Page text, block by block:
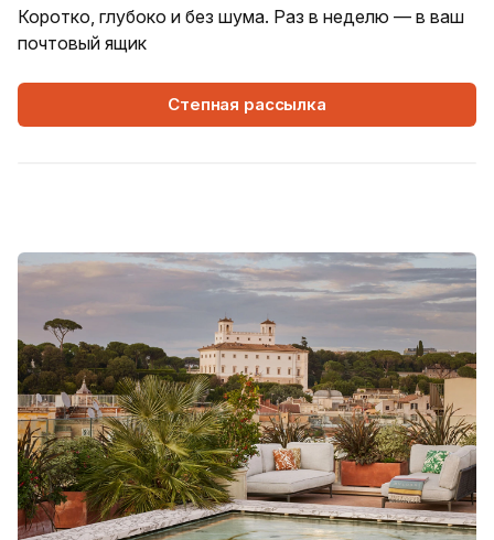
Коротко, глубоко и без шума. Раз в неделю — в ваш
почтовый ящик
Степная рассылка